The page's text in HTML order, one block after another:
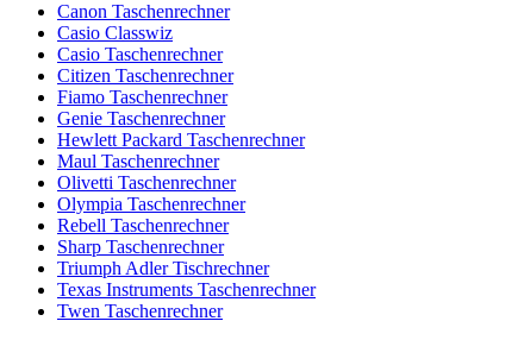
Canon Taschenrechner
Casio Classwiz
Casio Taschenrechner
Citizen Taschenrechner
Fiamo Taschenrechner
Genie Taschenrechner
Hewlett Packard Taschenrechner
Maul Taschenrechner
Olivetti Taschenrechner
Olympia Taschenrechner
Rebell Taschenrechner
Sharp Taschenrechner
Triumph Adler Tischrechner
Texas Instruments Taschenrechner
Twen Taschenrechner